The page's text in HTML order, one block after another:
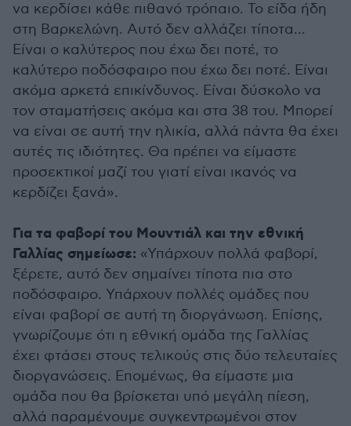
να κερδίσει κάθε πιθανό τρόπαιο. Το είδα ήδη
στη Βαρκελώνη. Αυτό δεν αλλάζει τίποτα...
Είναι ο καλύτερος που έχω δει ποτέ, το
καλύτερο ποδόσφαιρο που έχω δει ποτέ. Είναι
ακόμα αρκετά επικίνδυνος. Είναι δύσκολο να
τον σταματήσεις ακόμα και στα 38 του. Μπορεί
να είναι σε αυτή την ηλικία, αλλά πάντα θα έχει
αυτές τις ιδιότητες. Θα πρέπει να είμαστε
προσεκτικοί μαζί του γιατί είναι ικανός να
κερδίζει ξανά».
Για τα φαβορί του Μουντιάλ και την εθνική
Γαλλίας σημείωσε: «Υπάρχουν πολλά φαβορί,
ξέρετε, αυτό δεν σημαίνει τίποτα πια στο
ποδόσφαιρο. Υπάρχουν πολλές ομάδες που
είναι φαβορί σε αυτή τη διοργάνωση. Επίσης,
γνωρίζουμε ότι η εθνική ομάδα της Γαλλίας
έχει φτάσει στους τελικούς στις δύο τελευταίες
διοργανώσεις. Επομένως, θα είμαστε μια
ομάδα που θα βρίσκεται υπό μεγάλη πίεση,
αλλά παραμένουμε συγκεντρωμένοι στον